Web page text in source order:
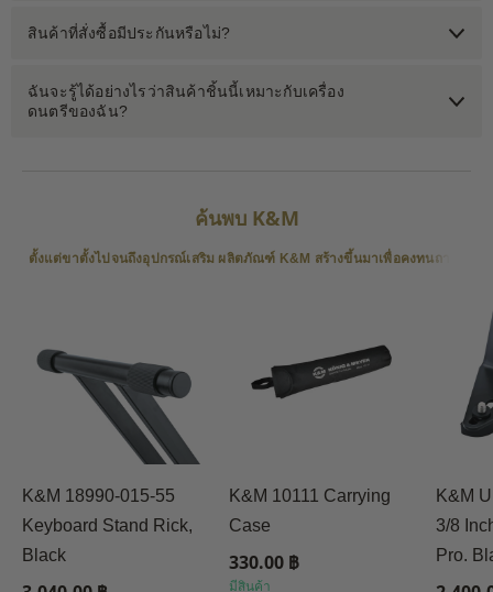
สินค้าที่สั่งซื้อมีประกันหรือไม่?
ฉันจะรู้ได้อย่างไรว่าสินค้าชิ้นนี้เหมาะกับเครื่อง
ดนตรีของฉัน?
ค้นพบ K&M
ตั้งแต่ขาตั้งไปจนถึงอุปกรณ์เสริม ผลิตภัณฑ์ K&M สร้างขึ้นมาเพื่อคงทนถาวร
K&M 18990-015-55
Keyboard Stand Rick,
Black
K&M 10111 Carrying
Case
330.00 ฿
มีสินค้า
K&M
3/8
Pro.